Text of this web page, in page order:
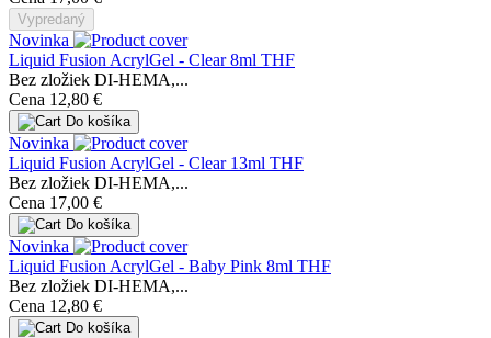
Vypredaný
Novinka
Liquid Fusion AcrylGel - Clear 8ml THF
Bez zložiek DI-HEMA,...
Cena 12,80 €
Do košíka
Novinka
Liquid Fusion AcrylGel - Clear 13ml THF
Bez zložiek DI-HEMA,...
Cena 17,00 €
Do košíka
Novinka
Liquid Fusion AcrylGel - Baby Pink 8ml THF
Bez zložiek DI-HEMA,...
Cena 12,80 €
Do košíka